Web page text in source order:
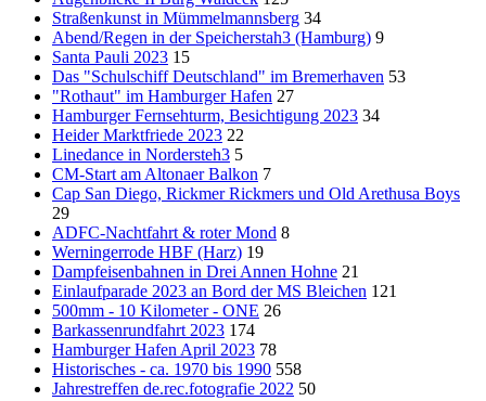
Straßenkunst in Mümmelmannsberg 34
Abend/Regen in der Speicherstah3 (Hamburg) 9
Santa Pauli 2023 15
Das "Schulschiff Deutschland" im Bremerhaven 53
"Rothaut" im Hamburger Hafen 27
Hamburger Fernsehturm, Besichtigung 2023 34
Heider Marktfriede 2023 22
Linedance in Nordersteh3 5
CM-Start am Altonaer Balkon 7
Cap San Diego, Rickmer Rickmers und Old Arethusa Boys
29
ADFC-Nachtfahrt & roter Mond 8
Werningerrode HBF (Harz) 19
Dampfeisenbahnen in Drei Annen Hohne 21
Einlaufparade 2023 an Bord der MS Bleichen 121
500mm - 10 Kilometer - ONE 26
Barkassenrundfahrt 2023 174
Hamburger Hafen April 2023 78
Historisches - ca. 1970 bis 1990 558
Jahrestreffen de.rec.fotografie 2022 50